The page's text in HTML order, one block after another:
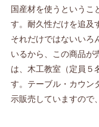
国産材を使うというこ
す。耐久性だけを追及
それだけではないいろ
いるから、この商品が
は、木工教室（定員５
す。テーブル・カウン
示販売していますので